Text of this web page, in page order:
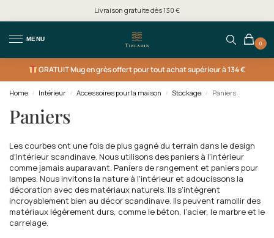
Livraison gratuite dès 130 €
MENU
0
GRATUITMug en grès offert pour tout achat supérieur à 134 €
Home / Intérieur / Accessoires pour la maison / Stockage / Paniers
Paniers
Les courbes ont une fois de plus gagné du terrain dans le design
d'intérieur scandinave. Nous utilisons des paniers à l'intérieur
comme jamais auparavant. Paniers de rangement et paniers pour
lampes. Nous invitons la nature à l'intérieur et adoucissons la
décoration avec des matériaux naturels. Ils s’intègrent
incroyablement bien au décor scandinave. Ils peuvent ramollir des
matériaux légèrement durs, comme le béton, l’acier, le marbre et le
carrelage.